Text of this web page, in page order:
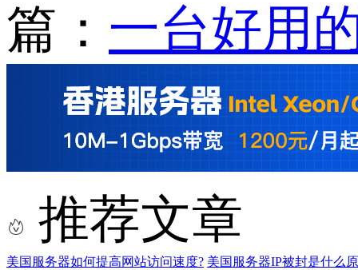
篇： 一台好用
推荐文章
美国服务器如何提高网站访问速度? 美国服务器IP被封是什么